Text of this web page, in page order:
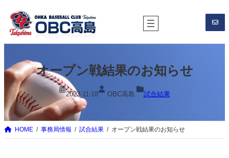
を
ス
ッ
オープン戦結果のお知らせ
2023-11-18 OBC高島 試合結果
HOME 事務局情報 試合結果 オープン戦結果のお知らせ